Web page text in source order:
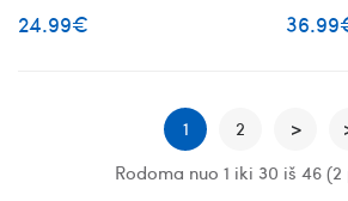
24.99€
1 2 >
Rodoma nuo 1 iki 30 iš 46